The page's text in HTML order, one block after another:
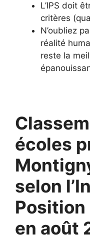
L’IPS doit
critères
N’oubliez
réalité
reste la
écoles
selon
Position
en août